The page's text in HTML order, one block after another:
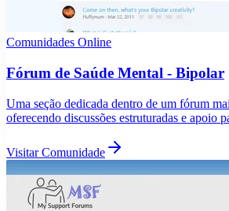
Comunidades Online
Fórum de Saúde Mental - Bipolar
Uma seção dedicada dentro de um fórum
oferecendo discussões estruturadas e apoio
Visitar Comunidade